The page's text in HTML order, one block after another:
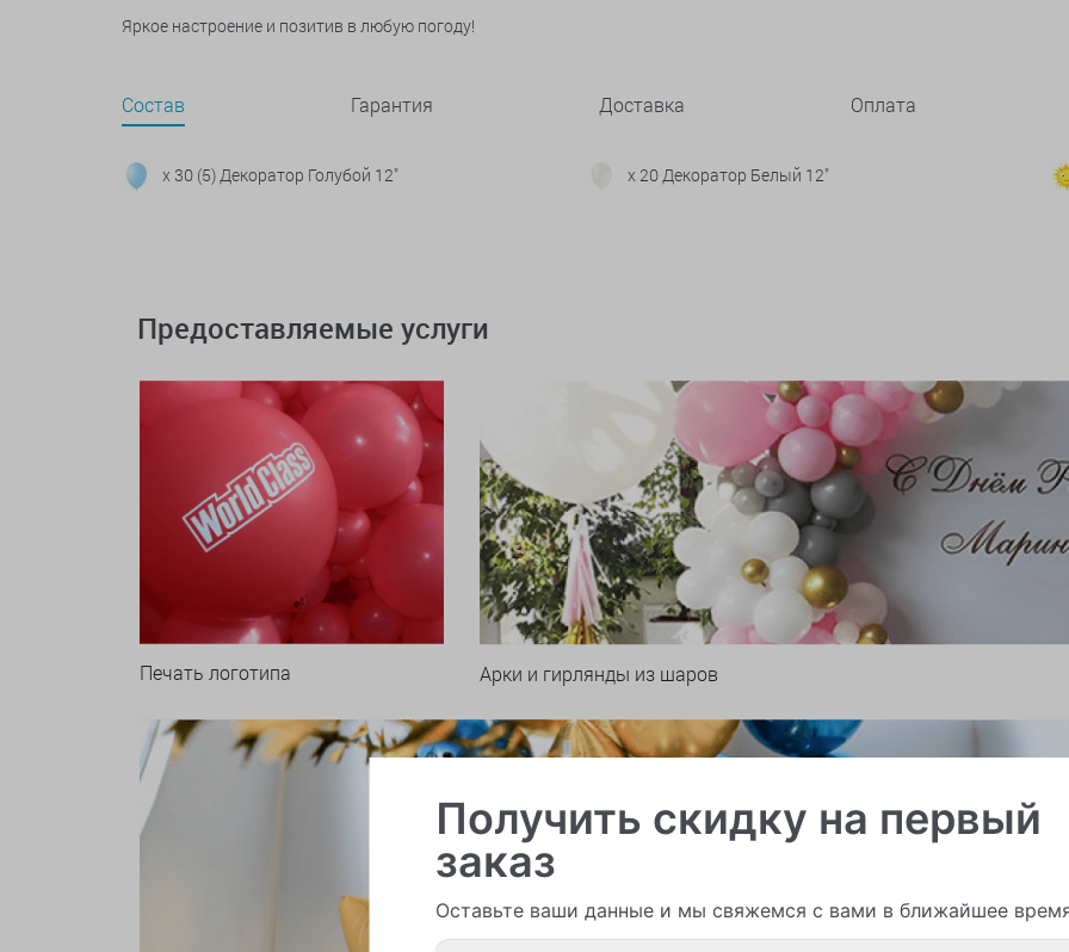
Яркое настроение и позитив в любую погоду!
Состав Гарантия Доставка Оплата
x 30 (5) Декоратор Голубой 12" x 20 Декоратор Белый 12"
Предоставляемые услуги
Печать логотипа Арки и гирлянды из шаров
Получить скидку на первый
заказ
Оставьте ваши данные и мы свяжемся с вами в ближайшее